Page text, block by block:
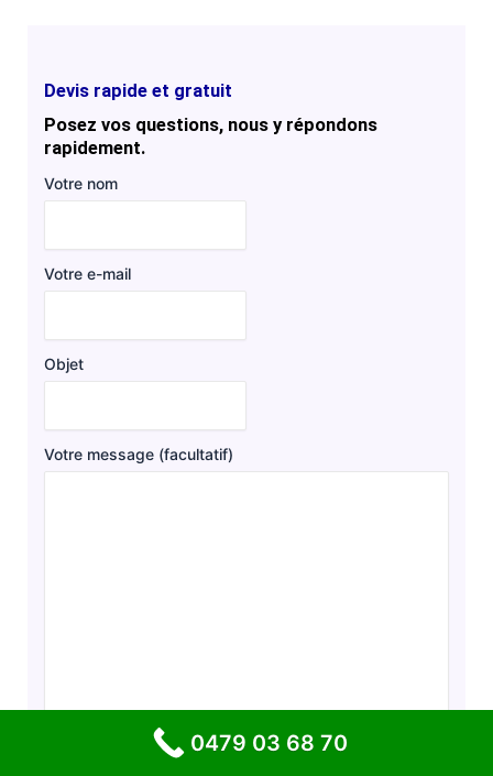
Devis rapide et gratuit
Posez vos questions, nous y répondons
rapidement.
Votre nom
Votre e-mail
Objet
Votre message (facultatif)
0479 03 68 70